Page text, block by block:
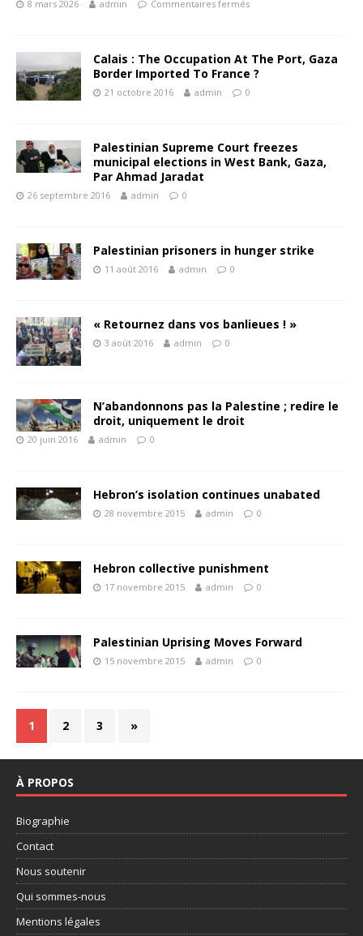
8 mars 2026 admin Commentaires fermés
Calais : The Occupation At The Port, Gaza
Border Imported To France ?
21 octobre 2016 admin 0
Palestinian Supreme Court freezes
municipal elections in West Bank, Gaza,
Par Ahmad Jaradat
26 septembre 2016 admin 0
Palestinian prisoners in hunger strike
11 août 2016 admin 0
« Retournez dans vos banlieues ! »
3 août 2016 admin 0
N’abandonnons pas la Palestine ; redire le
droit, uniquement le droit
20 juin 2016 admin 0
Hebron’s isolation continues unabated
28 novembre 2015 admin 0
Hebron collective punishment
17 novembre 2015 admin 0
Palestinian Uprising Moves Forward
15 novembre 2015 admin 0
1 2 3 »
À PROPOS
Biographie
Contact
Nous soutenir
Qui sommes-nous
Mentions légales